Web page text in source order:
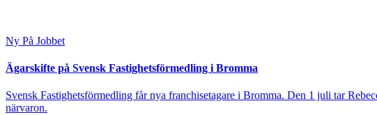
Ny På Jobbet
Ägarskifte på Svensk Fastighetsförmedling i Bromma
Svensk Fastighetsförmedling får nya franchisetagare i Bromma. Den 1 juli tar
närvaron.